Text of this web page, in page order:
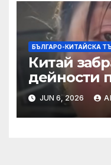
БЪЛГАРО-КИТАЙСКА
Китай
дейности
правила
слуховете
JUN 6, 2026